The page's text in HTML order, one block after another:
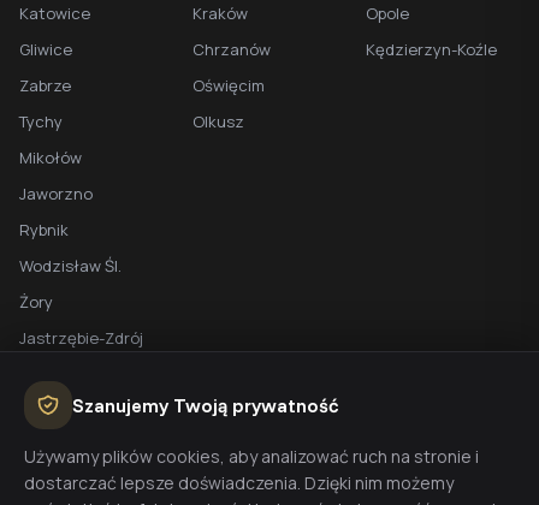
Katowice
Gliwice
Zabrze
Tychy
Mikołów
Jaworzno
Rybnik
Wodzisław Śl.
Żory
Jastrzębie-Zdrój
Kraków
Chrzanów
Oświęcim
Olkusz
Opole
Kędzierzyn-Koźle
BEZPŁATNA WYCENA
Planujesz budowę domu? Skontaktuj się z nami - przygotujemy
Szanujemy Twoją prywatność
Używamy plików cookies, aby analizować ruch na stronie i
dostarczać lepsze doświadczenia. Dzięki nim możemy